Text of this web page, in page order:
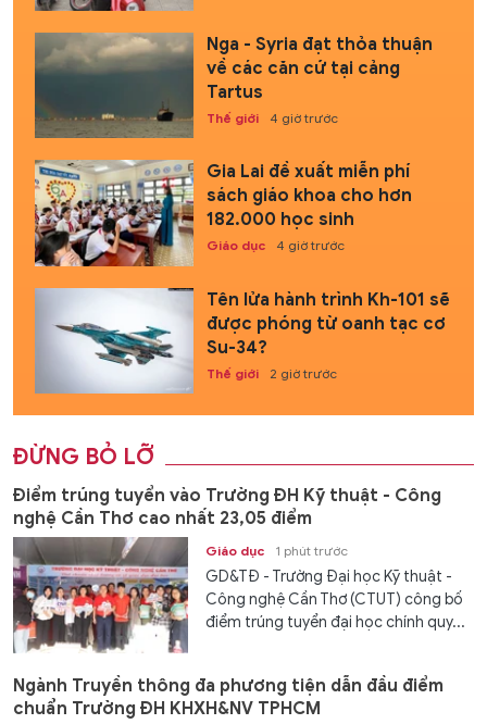
Nga - Syria đạt thỏa thuận
về các căn cứ tại cảng
Tartus
Thế giới 4 giờ trước
Gia Lai đề xuất miễn phí
sách giáo khoa cho hơn
182.000 học sinh
Giáo dục 4 giờ trước
Tên lửa hành trình Kh-101 sẽ
được phóng từ oanh tạc cơ
Su-34?
Thế giới 2 giờ trước
ĐỪNG BỎ LỠ
Điểm trúng tuyển vào Trường ĐH Kỹ thuật - Công
nghệ Cần Thơ cao nhất 23,05 điểm
Giáo dục 1 phút trước
GD&TĐ - Trường Đại học Kỹ thuật -
Công nghệ Cần Thơ (CTUT) công bố
điểm trúng tuyển đại học chính quy...
Ngành Truyền thông đa phương tiện dẫn đầu điểm
chuẩn Trường ĐH KHXH&NV TPHCM